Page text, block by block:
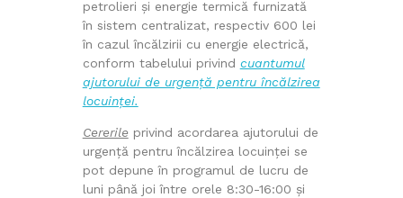
petrolieri și energie termică furnizată
în sistem centralizat, respectiv 600 lei
în cazul încălzirii cu energie electrică,
conform tabelului privind cuantumul
ajutorului de urgență pentru încălzirea
locuinței.
Cererileprivind acordarea ajutorului de
urgență pentru încălzirea locuinței se
pot depune în programul de lucru de
luni până joi între orele 8:30-16:00 și